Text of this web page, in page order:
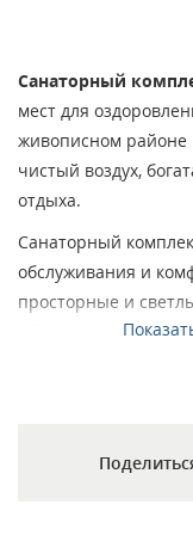
Санаторный
мест для
живописном районе
чистый воздух,
отдыха.
Санаторный
обслуживания и
просторные и
оборудованные
вкусом. Есть